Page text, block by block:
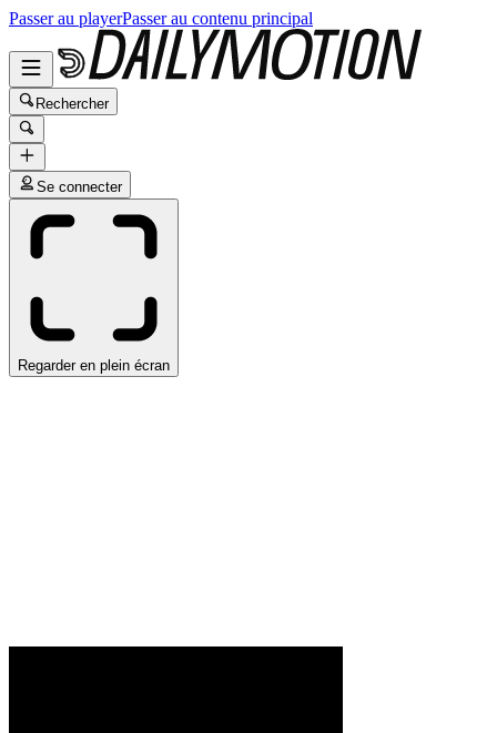
Passer au playerPasser au contenu principal
Rechercher
Se connecter
Regarder en plein écran